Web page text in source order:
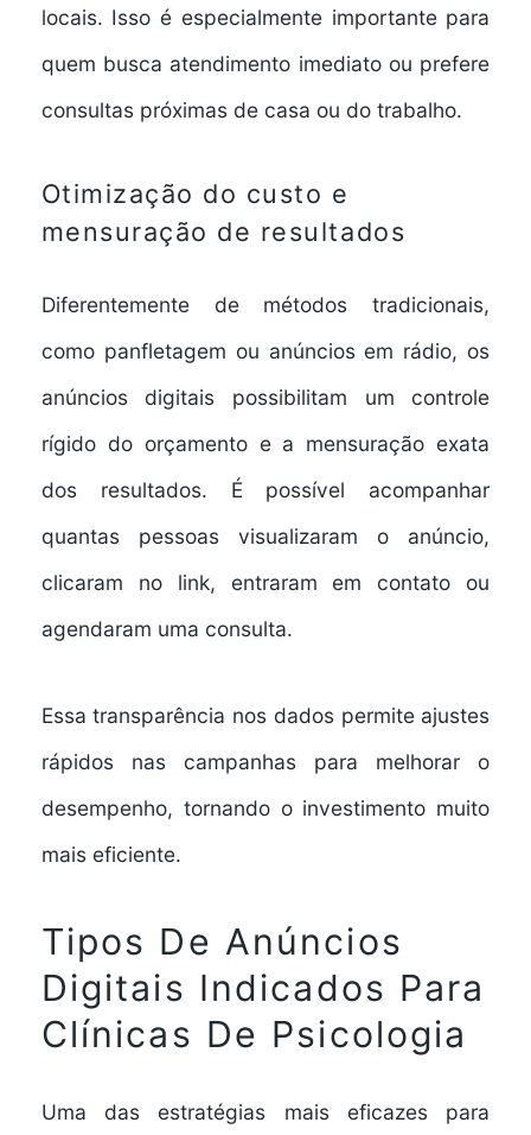
locais. Isso é especialmente importante para
quem busca atendimento imediato ou prefere
consultas próximas de casa ou do trabalho.
Otimização do custo e
mensuração de resultados
Diferentemente de métodos tradicionais,
como panfletagem ou anúncios em rádio, os
anúncios digitais possibilitam um controle
rígido do orçamento e a mensuração exata
dos resultados. É possível acompanhar
quantas pessoas visualizaram o anúncio,
clicaram no link, entraram em contato ou
agendaram uma consulta.
Essa transparência nos dados permite ajustes
rápidos nas campanhas para melhorar o
desempenho, tornando o investimento muito
mais eficiente.
Tipos De Anúncios
Digitais Indicados Para
Clínicas De Psicologia
Uma das estratégias mais eficazes para